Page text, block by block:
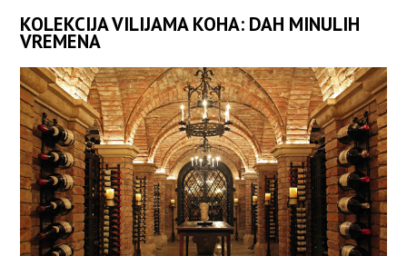
KOLEKCIJA VILIJAMA KOHA: DAH MINULIH
VREMENA